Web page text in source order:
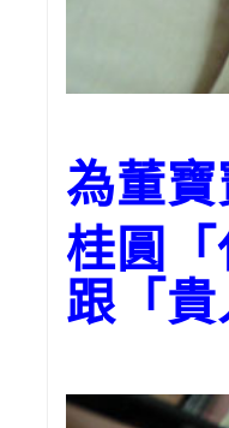
為董
桂圓
跟「